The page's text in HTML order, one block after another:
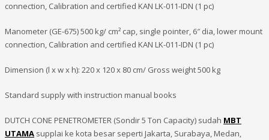
connection, Calibration and certified KAN LK-011-IDN (1 pc)
Manometer (GE-675) 500 kg/ cm² cap, single pointer, 6″ dia, lower mount
connection, Calibration and certified KAN LK-011-IDN (1 pc)
Dimension (l x w x h): 220 x 120 x 80 cm/ Gross weight 500 kg
Standard supply with instruction manual books
DUTCH CONE PENETROMETER (Sondir 5 Ton Capacity) sudah MBT
UTAMA supplai ke kota besar seperti Jakarta, Surabaya, Medan,